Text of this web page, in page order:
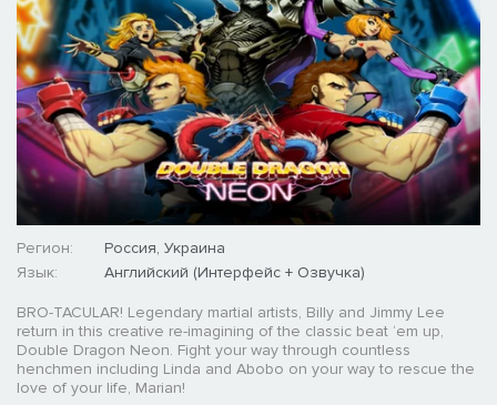
Регион:
Россия, Украина
Язык:
Английский (Интерфейс + Озвучка)
BRO-TACULAR! Legendary martial artists, Billy and Jimmy Lee
return in this creative re-imagining of the classic beat ‘em up,
Double Dragon Neon. Fight your way through countless
henchmen including Linda and Abobo on your way to rescue the
love of your life, Marian!